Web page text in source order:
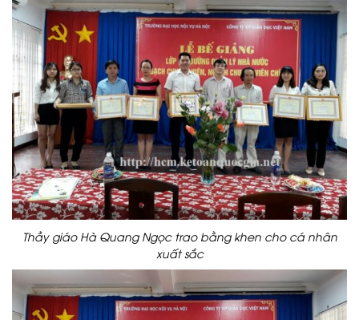
Thầy giáo Hà Quang Ngọc trao bằng khen cho cá nhân
xuất sắc